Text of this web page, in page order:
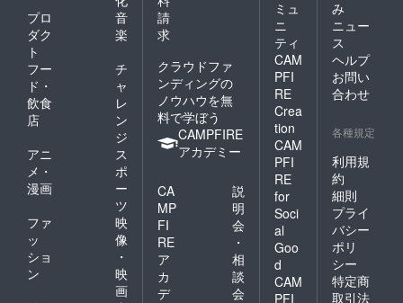
プロ
ダク
ト
音
楽
フー
ド・
飲食
店
チ
ャ
レ
ン
ジ
アニ
メ・
漫画
ス
ポ
ー
ツ
ファ
ッ
ショ
ン
映
像
・
映
画
請
求
クラウドファ
ンディングの
ノウハウを無
料で学ぼう
CAMPFIRE
アカデミー
CA
MP
FI
RE
ア
カ
デ
説
明
会
・
相
談
会
ミュ
ニ
ティ
CAM
PFI
RE
Crea
tion
CAM
PFI
RE
for
Soci
al
Goo
d
CAM
PFI
み
ニュー
ス
ヘルプ
お問い
合わせ
各種規定
利用規
約
細則
プライ
バシー
ポリ
シー
特定商
取引法